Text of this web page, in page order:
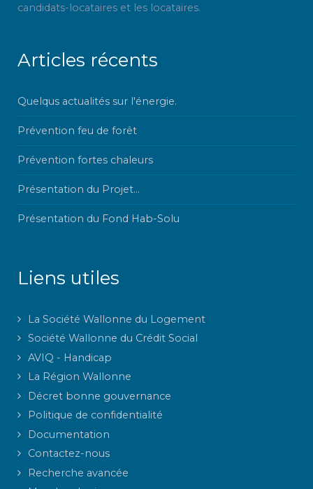
candidats-locataires et les locataires.
Articles récents
Quelqus actualités sur l'énergie.
Prévention feu de forêt
Prévention fortes chaleurs
Présentation du Projet...
Présentation du Fond Hab-Solu
Liens utiles
La Société Wallonne du Logement
Société Wallonne du Crédit Social
AVIQ - Handicap
La Région Wallonne
Décret bonne gouvernance
Politique de confidentialité
Documentation
Contactez-nous
Recherche avancée